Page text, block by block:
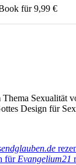
für 9,99 €
Sexualität
Design für
für Evangelium21